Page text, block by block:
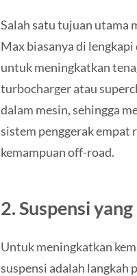
Salah satu tujuan utama
Max biasanya di
untuk meningkatkan
turbocharger atau
dalam mesin, sehingga
sistem penggerak empat
kemampuan off-road.
2. Suspensi
Untuk meningkatkan
suspensi adalah langkah